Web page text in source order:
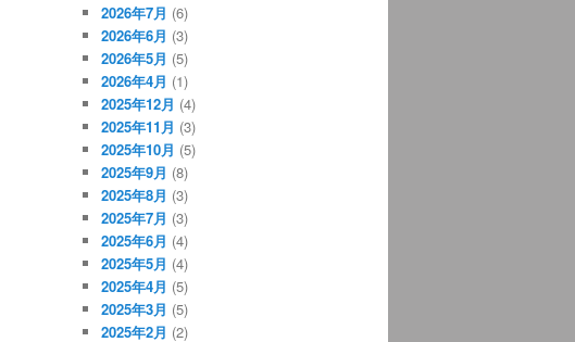
2026年7月 (6)
2026年6月 (3)
2026年5月 (5)
2026年4月 (1)
2025年12月 (4)
2025年11月 (3)
2025年10月 (5)
2025年9月 (8)
2025年8月 (3)
2025年7月 (3)
2025年6月 (4)
2025年5月 (4)
2025年4月 (5)
2025年3月 (5)
2025年2月 (2)